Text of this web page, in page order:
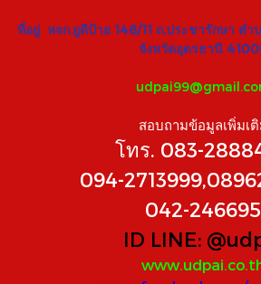
ที่อยู่ หจก.ยูดีป้าย 148/11 ถ.ประชารักษา ตำ
จังหวัดอุดรธานี
สอบถามข้อมูลเพิ่มเ
โทร. 083-
094-
042-246695
ID LINE: